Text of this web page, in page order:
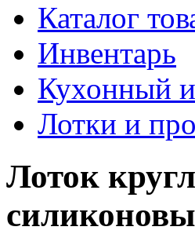
Каталог
Инвентарь
Кухонный
Лотки и
Лоток